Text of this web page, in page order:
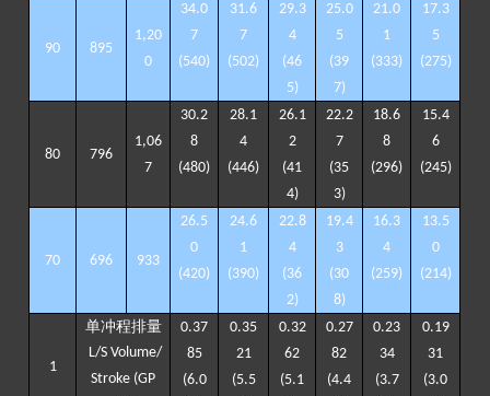
90 895
1,20
0
34.0
7
(540)
31.6
7
(502)
29.3
4
(46
5)
25.0
5
(39
7)
21.0
1
(333)
17.3
5
(275)
80 796
1,06
7
30.2
8
(480)
28.1
4
(446)
26.1
2
(41
4)
22.2
7
(35
3)
18.6
8
(296)
15.4
6
(245)
70 696 933
26.5
0
(420)
24.6
1
(390)
22.8
4
(36
2)
19.4
3
(30
8)
16.3
4
(259)
13.5
0
(214)
1
单冲程排量
L/S Volume/
Stroke (GP
0.37
85
(6.0
0.35
21
(5.5
0.32
62
(5.1
0.27
82
(4.4
0.23
34
(3.7
0.19
31
(3.0